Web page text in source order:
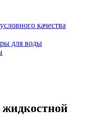
качества
для воды
жидкостной